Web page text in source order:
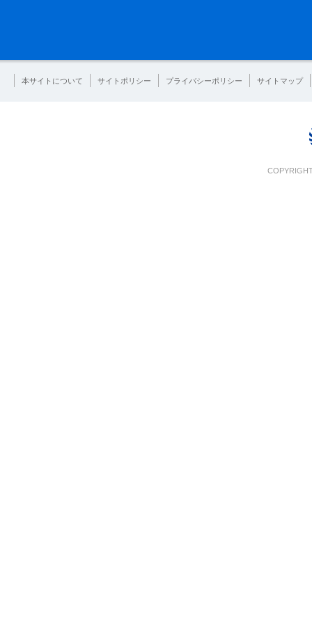
本サイトについて サイトポリシー プライバシーポリシー サイトマップ